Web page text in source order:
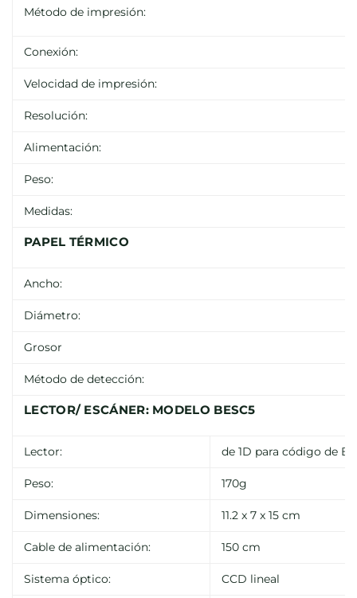
Método de impresión:
Conexión:
Velocidad de impresión:
Resolución:
Alimentación:
Peso:
Medidas:
PAPEL TÉRMICO
Ancho:
Diámetro:
Grosor
Método de detección:
LECTOR/ ESCÁNER: MODELO BESC5
Lector: de 1D para código de
Peso: 170g
Dimensiones: 11.2 x 7 x 15 cm
Cable de alimentación: 150 cm
Sistema óptico: CCD lineal